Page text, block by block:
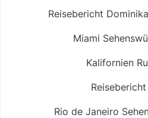
Reisebericht
Miami
Kalifornien
Rio de Janeiro